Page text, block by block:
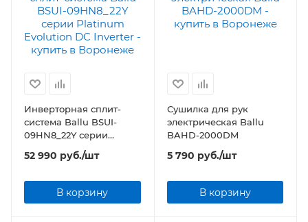
Инверторная сплит-
система Ballu BSUI-
09HN8_22Y серии
Platinum Evolution DC
Inverter
52 990 руб./шт
В корзину
Сушилка для рук
электрическая Ballu
BAHD-2000DM
5 790 руб./шт
В корзину